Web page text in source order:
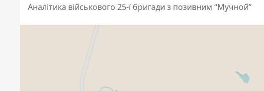
Аналітика військового 25-ї бригади з позивним “Мучной”